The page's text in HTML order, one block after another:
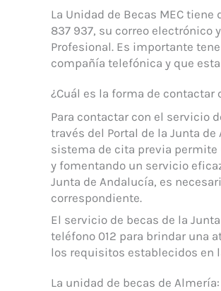
La Unidad de Becas MEC
837 937, su correo
Profesional. Es importante
compañía telefónica y que
¿Cuál es la forma de contactar
Para contactar con el servicio
través del Portal de la Junta de
sistema de cita previa
y fomentando un servicio
Junta de Andalucía, es
correspondiente.
El servicio de becas de la
teléfono 012 para brindar una
los requisitos establecidos en
La unidad de becas de